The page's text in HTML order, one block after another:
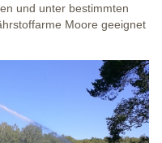
und unter bestimmten
Moore geeignet